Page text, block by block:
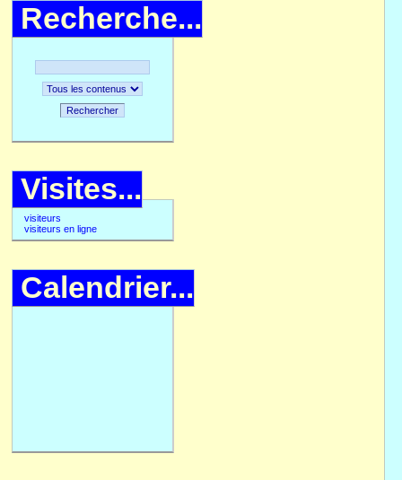
Recherche...
Rechercher
Visites...
visiteurs
visiteurs en ligne
Calendrier...